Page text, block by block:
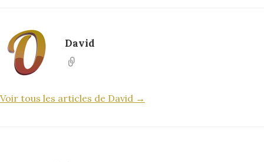
David
Voir tous les articles de David →